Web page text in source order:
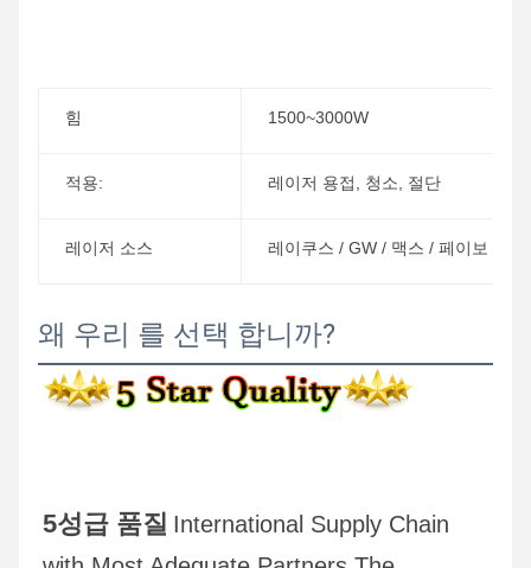
힘 1500~3000W
적용: 레이저 용접, 청소, 절단
레이저 소스 레이쿠스 / GW / 맥스 / 페이보 /
왜 우리 를 선택 합니까?
5성급 품질 International Supply Chain